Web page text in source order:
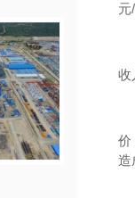
元
收
价
造